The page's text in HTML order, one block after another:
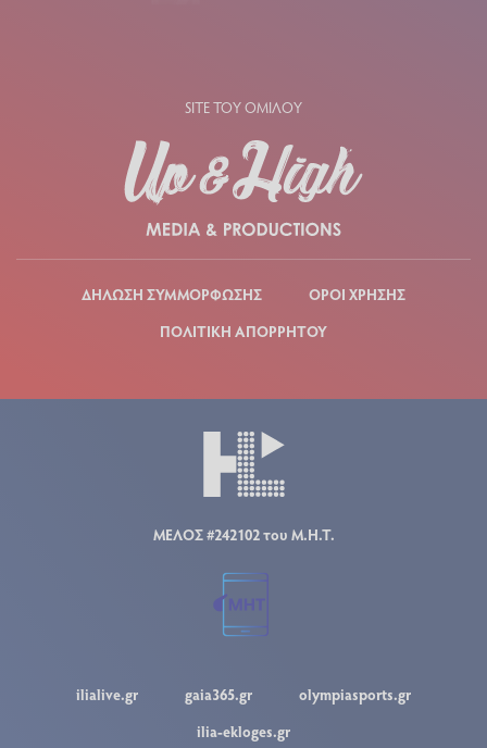
SITE ΤΟΥ ΟΜΙΛΟΥ
ΔΗΛΩΣΗ ΣΥΜΜΟΡΦΩΣΗΣ
ΟΡΟΙ ΧΡΗΣΗΣ
ΠΟΛΙΤΙΚΗ ΑΠΟΡΡΗΤΟΥ
ΜΕΛΟΣ #242102 του Μ.Η.Τ.
ilialive.gr gaia365.gr
olympiasports.gr
ilia-ekloges.gr